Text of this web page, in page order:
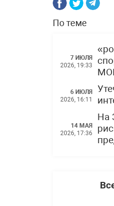
По теме
7 ИЮЛЯ
2026, 19:33
6 ИЮЛЯ
2026, 16:11
14 МАЯ
2026, 17:36
На